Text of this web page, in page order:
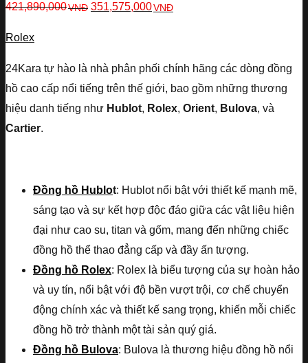
421,890,000VNĐ 351,575,000VNĐ
Rolex
24Kara tự hào là nhà phân phối chính hãng các dòng đồng
hồ cao cấp nổi tiếng trên thế giới, bao gồm những thương
hiệu danh tiếng như Hublot, Rolex, Orient, Bulova, và
Cartier.
Đồng hồ Hublot: Hublot nổi bật với thiết kế mạnh mẽ,
sáng tạo và sự kết hợp độc đáo giữa các vật liệu hiện
đại như cao su, titan và gốm, mang đến những chiếc
đồng hồ thể thao đẳng cấp và đầy ấn tượng.
Đồng hồ Rolex: Rolex là biểu tượng của sự hoàn hảo
và uy tín, nổi bật với độ bền vượt trội, cơ chế chuyển
động chính xác và thiết kế sang trọng, khiến mỗi chiếc
đồng hồ trở thành một tài sản quý giá.
Đồng hồ Bulova: Bulova là thương hiệu đồng hồ nổi